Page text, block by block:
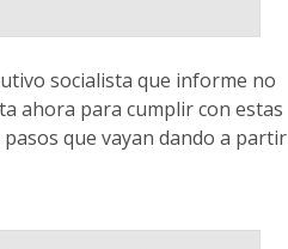
socialista que informe no
ahora para cumplir con estas
que vayan dando a partir